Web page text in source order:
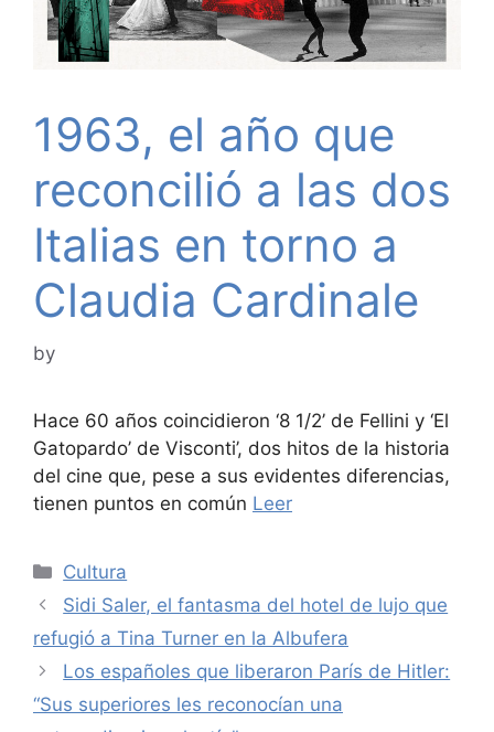
1963, el año que
reconcilió a las dos
Italias en torno a
Claudia Cardinale
by
Hace 60 años coincidieron ‘8 1/2’ de Fellini y ‘El
Gatopardo’ de Visconti’, dos hitos de la historia
del cine que, pese a sus evidentes diferencias,
tienen puntos en común Leer
Categories
Cultura
Sidi Saler, el fantasma del hotel de lujo que
refugió a Tina Turner en la Albufera
Los españoles que liberaron París de Hitler:
“Sus superiores les reconocían una